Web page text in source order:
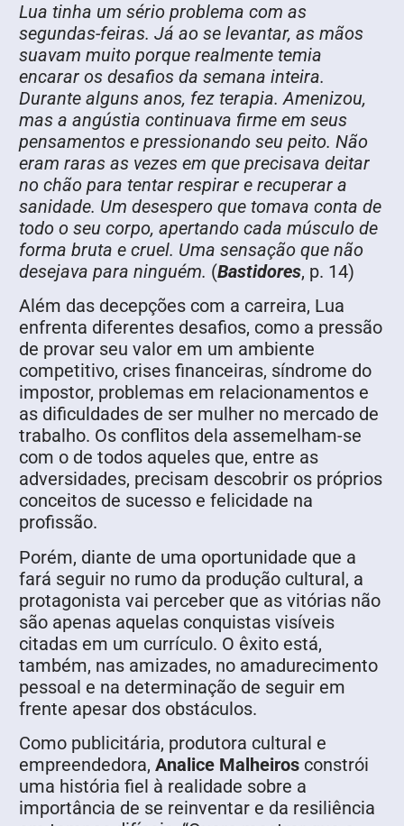
Lua tinha um sério problema com as
segundas-feiras. Já ao se levantar, as mãos
suavam muito porque realmente temia
encarar os desafios da semana inteira.
Durante alguns anos, fez terapia. Amenizou,
mas a angústia continuava firme em seus
pensamentos e pressionando seu peito. Não
eram raras as vezes em que precisava deitar
no chão para tentar respirar e recuperar a
sanidade. Um desespero que tomava conta de
todo o seu corpo, apertando cada músculo de
forma bruta e cruel. Uma sensação que não
desejava para ninguém. (Bastidores, p. 14)
Além das decepções com a carreira, Lua
enfrenta diferentes desafios, como a pressão
de provar seu valor em um ambiente
competitivo, crises financeiras, síndrome do
impostor, problemas em relacionamentos e
as dificuldades de ser mulher no mercado de
trabalho. Os conflitos dela assemelham-se
com o de todos aqueles que, entre as
adversidades, precisam descobrir os próprios
conceitos de sucesso e felicidade na
profissão.
Porém, diante de uma oportunidade que a
fará seguir no rumo da produção cultural, a
protagonista vai perceber que as vitórias não
são apenas aquelas conquistas visíveis
citadas em um currículo. O êxito está,
também, nas amizades, no amadurecimento
pessoal e na determinação de seguir em
frente apesar dos obstáculos.
Como publicitária, produtora cultural e
empreendedora, Analice Malheiros constrói
uma história fiel à realidade sobre a
importância de se reinventar e da resiliência